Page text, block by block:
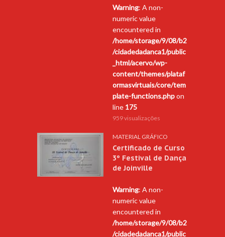
Warning: A non-
numeric value
encountered in
/home/storage/9/08/b2
/cidadedadanca1/public
_html/acervo/wp-
content/themes/plataf
ormasvirtuais/core/tem
plate-functions.phpon
line 175
959 visualizações
MATERIAL GRÁFICO
Certificado de Curso
3º Festival de Dança
de Joinville
Warning: A non-
numeric value
encountered in
/home/storage/9/08/b2
/cidadedadanca1/public